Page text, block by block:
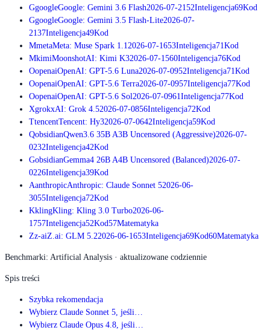
GgoogleGoogle: Gemini 3.6 Flash2026-07-21 52Inteligencja69Kod
GgoogleGoogle: Gemini 3.5 Flash-Lite2026-07-
21 37Inteligencja49Kod
MmetaMeta: Muse Spark 1.1 2026-07-1653Inteligencja71 Kod
MkimiMoonshotAI: Kimi K32026-07-1560Inteligencja76Kod
OopenaiOpenAI: GPT-5.6 Luna2026-07-0952Inteligencja71 Kod
OopenaiOpenAI: GPT-5.6 Terra2026-07-0957Inteligencja77Kod
OopenaiOpenAI: GPT-5.6 Sol 2026-07-0961 Inteligencja77Kod
XgrokxAI: Grok 4.52026-07-0856Inteligencja72Kod
TtencentTencent: Hy32026-07-0642Inteligencja59Kod
QobsidianQwen3.6 35B A3B Uncensored (Aggressive)2026-07-
0232Inteligencja42Kod
GobsidianGemma4 26B A4B Uncensored (Balanced)2026-07-
0226Inteligencja39Kod
AanthropicAnthropic: Claude Sonnet 52026-06-
3055Inteligencja72Kod
KklingKling: Kling 3.0 Turbo2026-06-
1757Inteligencja52Kod57Matematyka
Zz-aiZ.ai: GLM 5.22026-06-1653Inteligencja69Kod60Matematyka
Benchmarki: Artificial Analysis · aktualizowane codziennie
Spis treści
Szybka rekomendacja
Wybierz Claude Sonnet 5, jeśli…
Wybierz Claude Opus 4.8, jeśli…